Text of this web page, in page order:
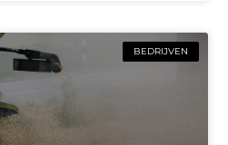
BEDRIJVEN